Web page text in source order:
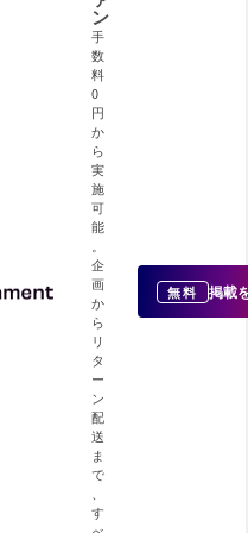
ン
手
数
料
0
円
か
ら
実
施
可
能
。
企
画
か
ら
リ
タ
ー
ン
配
送
ま
で
、
す
無料 掲載